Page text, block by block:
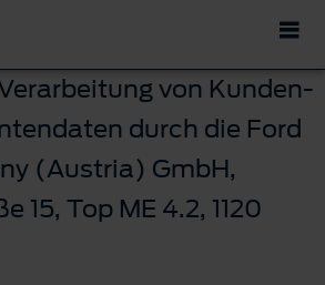
von Kunden-
durch die Ford
(Austria) GmbH,
15, Top ME 4.2, 1120